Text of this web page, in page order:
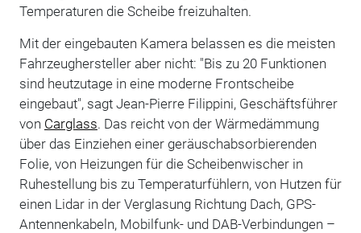
Temperaturen die Scheibe freizuhalten.
Mit der eingebauten Kamera belassen es die meisten
Fahrzeughersteller aber nicht: "Bis zu 20 Funktionen
sind heutzutage in eine moderne Frontscheibe
eingebaut", sagt Jean-Pierre Filippini, Geschäftsführer
von Carglass. Das reicht von der Wärmedämmung
über das Einziehen einer geräuschabsorbierenden
Folie, von Heizungen für die Scheibenwischer in
Ruhestellung bis zu Temperaturfühlern, von Hutzen für
einen Lidar in der Verglasung Richtung Dach, GPS-
Antennenkabeln, Mobilfunk- und DAB-Verbindungen –